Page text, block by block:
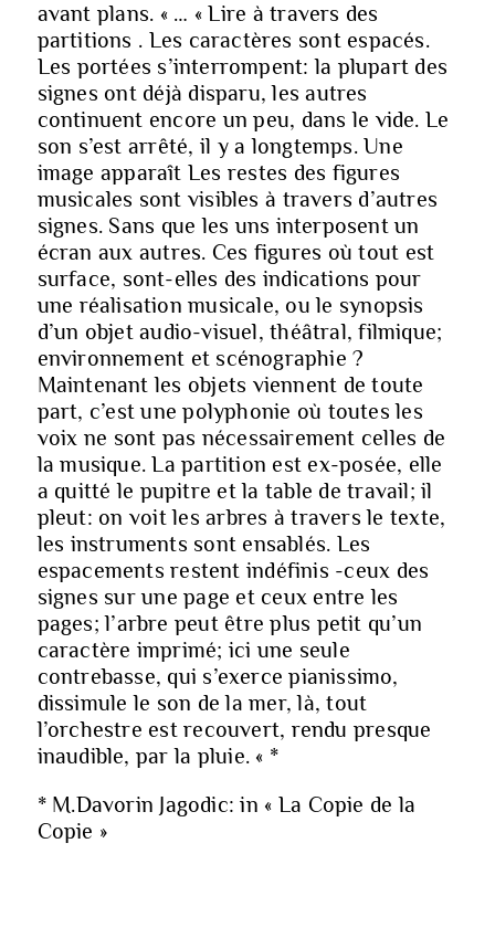
avant plans. « … « Lire à travers des
partitions . Les caractères sont espacés.
Les portées s’interrompent: la plupart des
signes ont déjà disparu, les autres
continuent encore un peu, dans le vide. Le
son s’est arrêté, il y a longtemps. Une
image apparaît Les restes des figures
musicales sont visibles à travers d’autres
signes. Sans que les uns interposent un
écran aux autres. Ces figures où tout est
surface, sont-elles des indications pour
une réalisation musicale, ou le synopsis
d’un objet audio-visuel, théâtral, filmique;
environnement et scénographie ?
Maintenant les objets viennent de toute
part, c’est une polyphonie où toutes les
voix ne sont pas nécessairement celles de
la musique. La partition est ex-posée, elle
a quitté le pupitre et la table de travail; il
pleut: on voit les arbres à travers le texte,
les instruments sont ensablés. Les
espacements restent indéfinis -ceux des
signes sur une page et ceux entre les
pages; l’arbre peut être plus petit qu’un
caractère imprimé; ici une seule
contrebasse, qui s’exerce pianissimo,
dissimule le son de la mer, là, tout
l’orchestre est recouvert, rendu presque
inaudible, par la pluie. « *
* M.Davorin Jagodic: in « La Copie de la
Copie »